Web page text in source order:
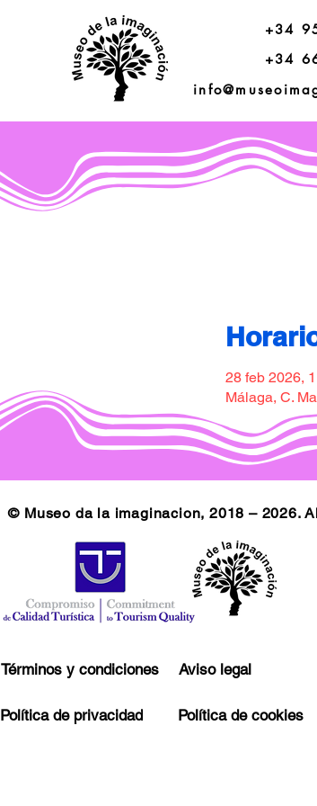
+34
+34
28 feb 2026,
Málaga, C.
© Museo da la imaginacion, 2018 – 2026.
Términos y condiciones
Política de privacidad
Aviso legal
Política de cookies